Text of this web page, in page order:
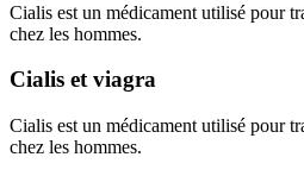
Cialis est un médicament utilisé pour
chez les hommes.
Cialis et viagra
Cialis est un médicament utilisé pour
chez les hommes.